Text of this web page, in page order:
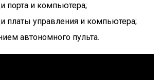
порта и компьютера;
платы управления и компьютера;
автономного пульта.